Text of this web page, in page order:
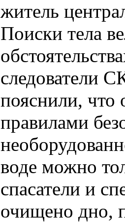
житель
Поиски тела
следователи
пояснили,
правилами
воде можно
спасатели и
очищено дно,